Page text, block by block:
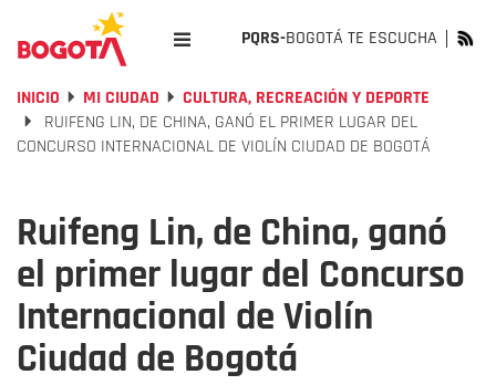
PQRS-BOGOTÁ TE ESCUCHA
INICIO MI CIUDAD
CULTURA, RECREACIÓN Y DEPORTE
RUIFENG LIN, DE CHINA, GANÓ EL PRIMER LUGAR DEL
CONCURSO INTERNACIONAL DE VIOLÍN CIUDAD DE BOGOTÁ
Ruifeng Lin, de China, ganó
el primer lugar del Concurso
Internacional de Violín
Ciudad de Bogotá